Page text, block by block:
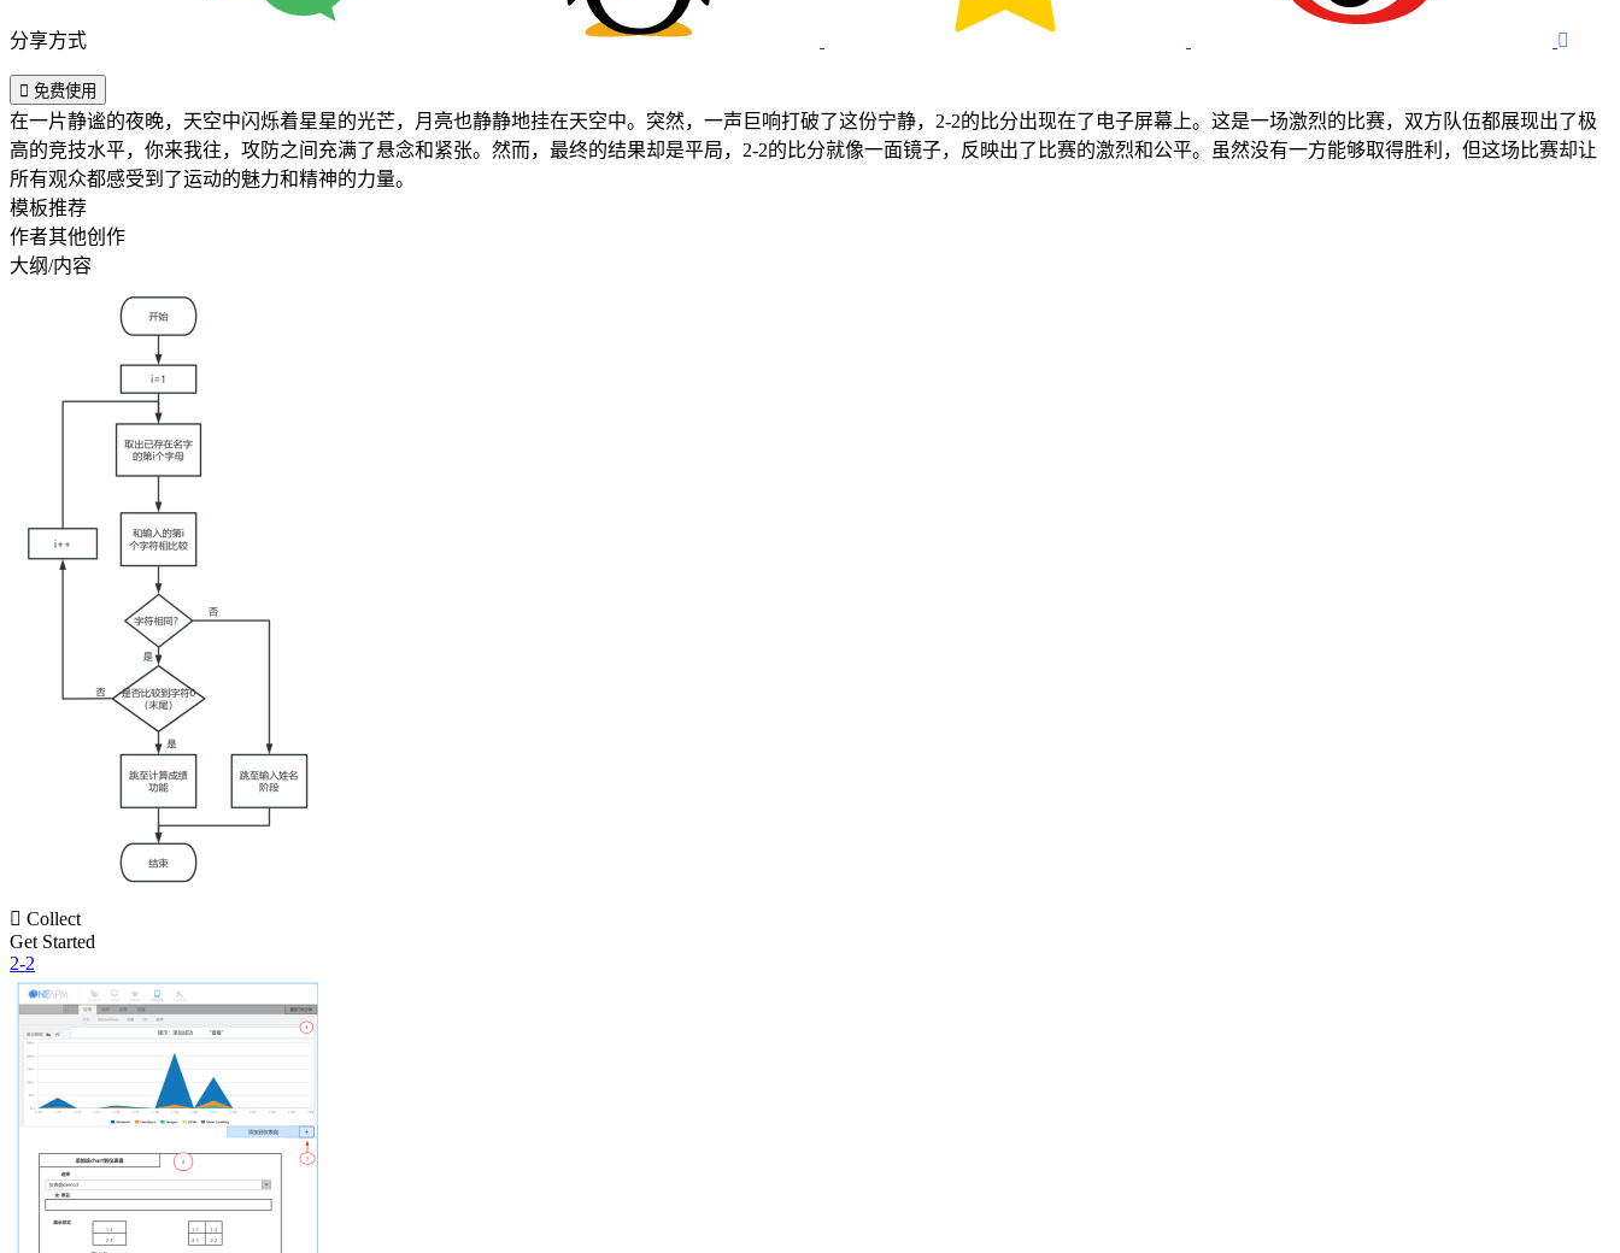
分享方式 
 免费使用
在一片静谧的夜晚，天空中闪烁着星星的光芒，月亮也静静地挂在天空中。突然，一声巨响打破了这份宁静，2-2的比分出现在了电子屏幕上。这是一场激烈的比赛，双方队伍都展现出了极
高的竞技水平，你来我往，攻防之间充满了悬念和紧张。然而，最终的结果却是平局，2-2的比分就像一面镜子，反映出了比赛的激烈和公平。虽然没有一方能够取得胜利，但这场比赛却让
所有观众都感受到了运动的魅力和精神的力量。
模板推荐
作者其他创作
大纲/内容
 Collect
Get Started
2-2